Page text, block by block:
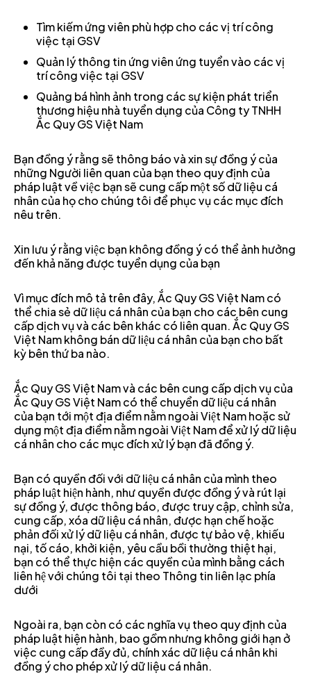
Tìm kiếm ứng viên phù hợp cho các vị trí công
việc tại GSV
Quản lý thông tin ứng viên ứng tuyển vào các vị
trí công việc tại GSV
Quảng bá hình ảnh trong các sự kiện phát triển
thương hiệu nhà tuyển dụng của Công ty TNHH
Ắc Quy GS Việt Nam
Bạn đồng ý rằng sẽ thông báo và xin sự đồng ý của
những Người liên quan của bạn theo quy định của
pháp luật về việc bạn sẽ cung cấp một số dữ liệu cá
nhân của họ cho chúng tôi để phục vụ các mục đích
nêu trên.
Xin lưu ý rằng việc bạn không đồng ý có thể ảnh hưởng
đến khả năng được tuyển dụng của bạn
Vì mục đích mô tả trên đây, Ắc Quy GS Việt Nam có
thể chia sẻ dữ liệu cá nhân của bạn cho các bên cung
cấp dịch vụ và các bên khác có liên quan. Ắc Quy GS
Việt Nam không bán dữ liệu cá nhân của bạn cho bất
kỳ bên thứ ba nào.
Ắc Quy GS Việt Nam và các bên cung cấp dịch vụ của
Ắc Quy GS Việt Nam có thể chuyển dữ liệu cá nhân
của bạn tới một địa điểm nằm ngoài Việt Nam hoặc sử
dụng một địa điểm nằm ngoài Việt Nam để xử lý dữ liệu
cá nhân cho các mục đích xử lý bạn đã đồng ý.
Bạn có quyền đối với dữ liệu cá nhân của mình theo
pháp luật hiện hành, như quyền được đồng ý và rút lại
sự đồng ý, được thông báo, được truy cập, chỉnh sửa,
cung cấp, xóa dữ liệu cá nhân, được hạn chế hoặc
phản đối xử lý dữ liệu cá nhân, được tự bảo vệ, khiếu
nại, tố cáo, khởi kiện, yêu cầu bồi thường thiệt hại,
bạn có thể thực hiện các quyền của mình bằng cách
liên hệ với chúng tôi tại theo Thông tin liên lạc phía
dưới
Ngoài ra, bạn còn có các nghĩa vụ theo quy định của
pháp luật hiện hành, bao gồm nhưng không giới hạn ở
việc cung cấp đầy đủ, chính xác dữ liệu cá nhân khi
đồng ý cho phép xử lý dữ liệu cá nhân.